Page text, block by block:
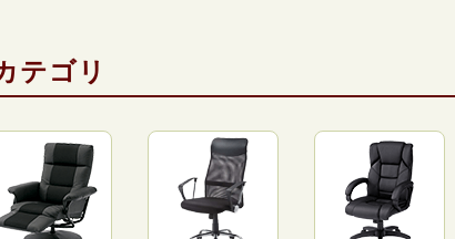
テゴリ